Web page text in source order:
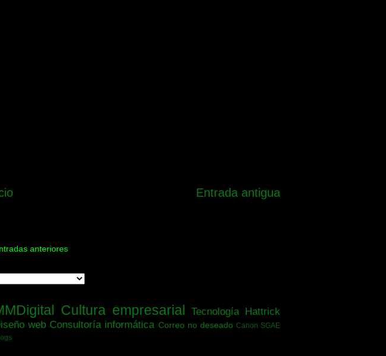
Entrada antigua
anteriores
Cultura empresarial Tecnología Hattrick
web Consultoría informática Correo no deseado Canon SGAE